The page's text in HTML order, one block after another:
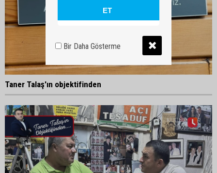
Taner Talaş'ın objektifinden
ET
Bir Daha Gösterme